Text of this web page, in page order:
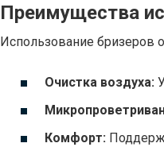
Преимущества
Использование бризеров
Очистка воздуха:
Комфорт: